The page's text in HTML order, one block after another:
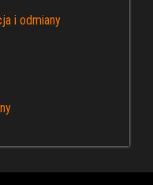
i odmiany